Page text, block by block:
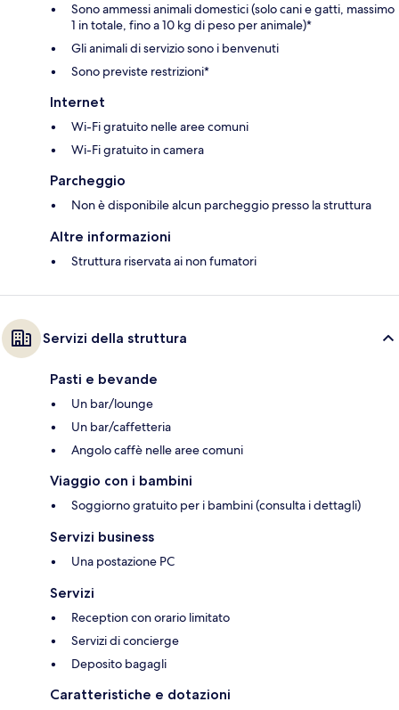
Sono ammessi animali domestici (solo cani e gatti, massimo
1 in totale, fino a 10 kg di peso per animale)*
Gli animali di servizio sono i benvenuti
Sono previste restrizioni*
Internet
Wi-Fi gratuito nelle aree comuni
Wi-Fi gratuito in camera
Parcheggio
Non è disponibile alcun parcheggio presso la struttura
Altre informazioni
Struttura riservata ai non fumatori
Servizi della struttura
Pasti e bevande
Un bar/lounge
Un bar/caffetteria
Angolo caffè nelle aree comuni
Viaggio con i bambini
Soggiorno gratuito per i bambini (consulta i dettagli)
Servizi business
Una postazione PC
Servizi
Reception con orario limitato
Servizi di concierge
Deposito bagagli
Caratteristiche e dotazioni